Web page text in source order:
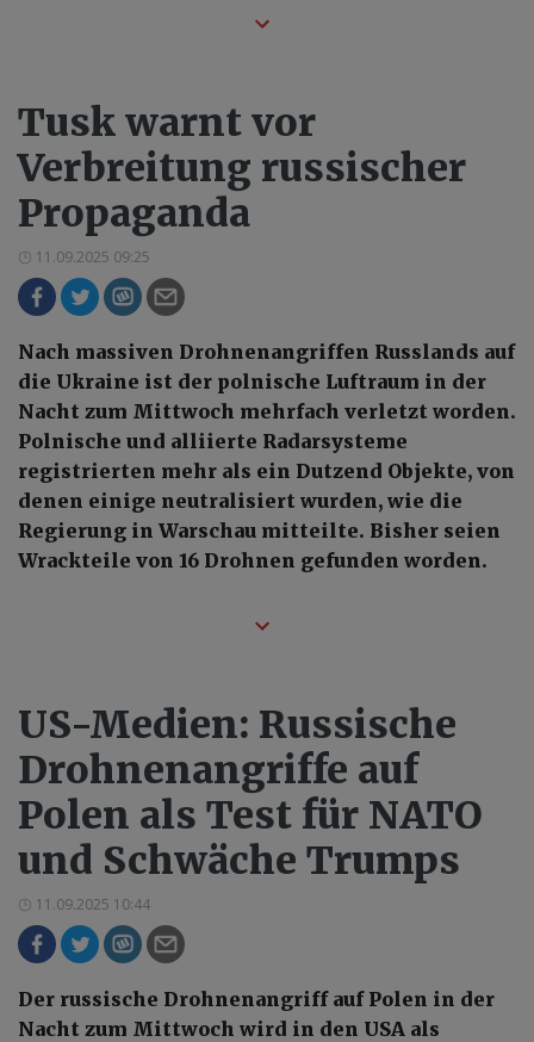
Tusk warnt vor
Verbreitung russischer
Propaganda
11.09.2025 09:25
Nach massiven Drohnenangriffen Russlands auf
die Ukraine ist der polnische Luftraum in der
Nacht zum Mittwoch mehrfach verletzt worden.
Polnische und alliierte Radarsysteme
registrierten mehr als ein Dutzend Objekte, von
denen einige neutralisiert wurden, wie die
Regierung in Warschau mitteilte. Bisher seien
Wrackteile von 16 Drohnen gefunden worden.
US-Medien: Russische
Drohnenangriffe auf
Polen als Test für NATO
und Schwäche Trumps
11.09.2025 10:44
Der russische Drohnenangriff auf Polen in der
Nacht zum Mittwoch wird in den USA als